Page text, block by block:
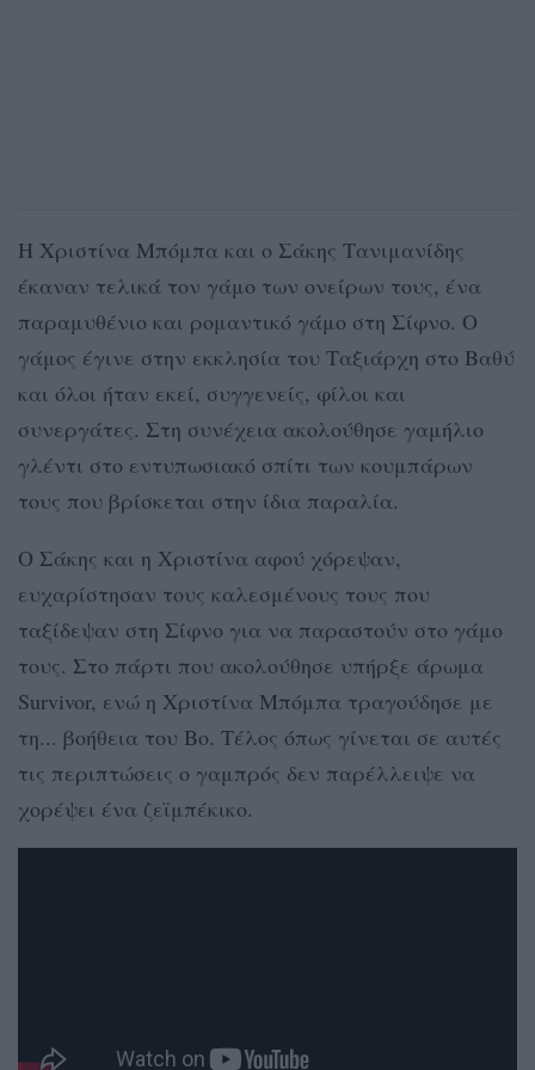
Η Χριστίνα Μπόμπα και ο Σάκης Τανιμανίδης
έκαναν τελικά τον γάμο των ονείρων τους, ένα
παραμυθένιο και ρομαντικό γάμο στη Σίφνο. Ο
γάμος έγινε στην εκκλησία του Ταξιάρχη στο Βαθύ
και όλοι ήταν εκεί, συγγενείς, φίλοι και
συνεργάτες. Στη συνέχεια ακολούθησε γαμήλιο
γλέντι στο εντυπωσιακό σπίτι των κουμπάρων
τους που βρίσκεται στην ίδια παραλία.
Ο Σάκης και η Χριστίνα αφού χόρεψαν,
ευχαρίστησαν τους καλεσμένους τους που
ταξίδεψαν στη Σίφνο για να παραστούν στο γάμο
τους. Στο πάρτι που ακολούθησε υπήρξε άρωμα
Survivor, ενώ η Χριστίνα Μπόμπα τραγούδησε με
τη... βοήθεια του Βο. Τέλος όπως γίνεται σε αυτές
τις περιπτώσεις ο γαμπρός δεν παρέλλειψε να
χορέψει ένα ζεϊμπέκικο.